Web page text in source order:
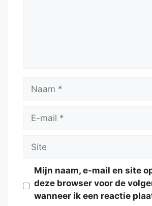
Naam
Site
Mijn naam, e-mail en site
deze browser voor de
wanneer ik een reactie